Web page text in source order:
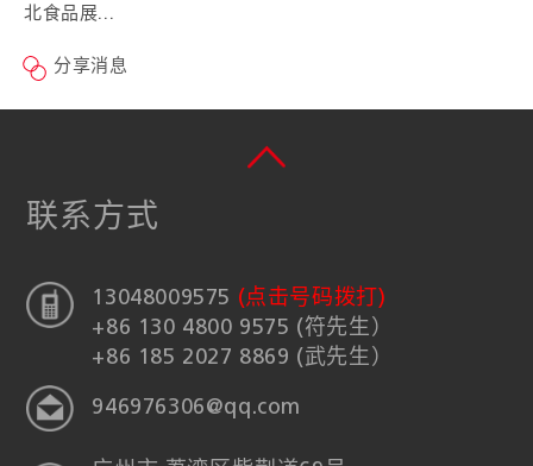
北食品展...
分享消息
联系方式
13048009575 (点击号码拨打)
+86 130 4800 9575 (符先生）
+86 185 2027 8869 (武先生）
946976306@qq.com